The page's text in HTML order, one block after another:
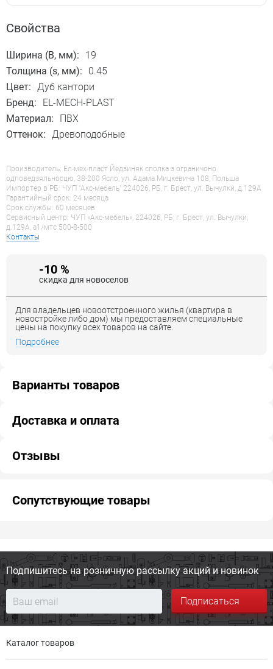
Свойства
Ширина (B, мм):
19
Толщина (s, мм):
0.45
Цвет: Дуб кантори
Бренд:
EL-MECH-PLAST
Материал:
ПВХ
Оттенок: Древоподобные
Производитель: Ел-мех-пласт Йедзиняк сполка з ограничоно
одповедзяльносцю, 38-200 Ясло, ул. Адама Мицкевича 108, Польша
Импортер в РБ: ЧУП "Акс-мебель" 224026, РБ, г. Брест, ул. Вычулки, д.129А
Гарантийный срок: 24 месяца
Срок службы: 60 месяцев
Сервисный центр: ЧУП «Акс-мебель», 224026, РБ, г. Брест, ул. Вычулки,
д.129А, a1/мтс 500-8-500
Контакты
-10 %
скидка для новоселов
Для владельцев новоотстроенного жилья (квартира в
новостройке либо дом) мы предоставляем специальные
цены на покупку всех товаров на сайте.
Подробнее
Варианты товаров
Доставка и оплата
Отзывы
Сопутствующие товары
Подпишитесь на розничную рассылку акций и новинок
Подписаться
Каталог товаров